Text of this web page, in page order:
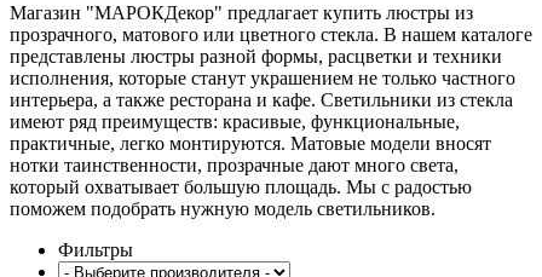
Магазин "МАРОКДекор" предлагает купить люстры из
прозрачного, матового или цветного стекла. В нашем каталоге
представлены люстры разной формы, расцветки и техники
исполнения, которые станут украшением не только частного
интерьера, а также ресторана и кафе. Светильники из стекла
имеют ряд преимуществ: красивые, функциональные,
практичные, легко монтируются. Матовые модели вносят
нотки таинственности, прозрачные дают много света,
который охватывает большую площадь. Мы с радостью
поможем подобрать нужную модель светильников.
Фильтры